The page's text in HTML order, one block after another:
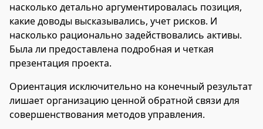
насколько детально аргументировалась позиция,
какие доводы высказывались, учет рисков. И
насколько рационально задействовались активы.
Была ли предоставлена подробная и четкая
презентация проекта.
Ориентация исключительно на конечный результат
лишает организацию ценной обратной связи для
совершенствования методов управления.